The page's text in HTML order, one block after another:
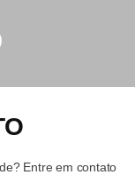
Entre em contato